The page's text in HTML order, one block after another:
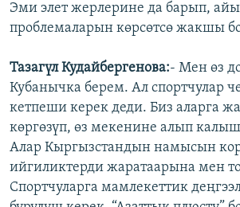
Эми элет жерлерине да барып,
проблемаларын көрсөтсө жакшы
Тазагүл Кудайбергенова:- Мен өз
Кубанычка берем. Ал спортчулар
кетпеши керек деди. Биз аларга
көргөзүп, өз мекенине алып
Алар Кыргызстандын намысын
ийгиликтерди жаратаарына мен
Спортчуларга мамлекеттик